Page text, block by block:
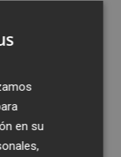
tarjeta de
una
de un
haciendo
origen,
de nuestro
en su